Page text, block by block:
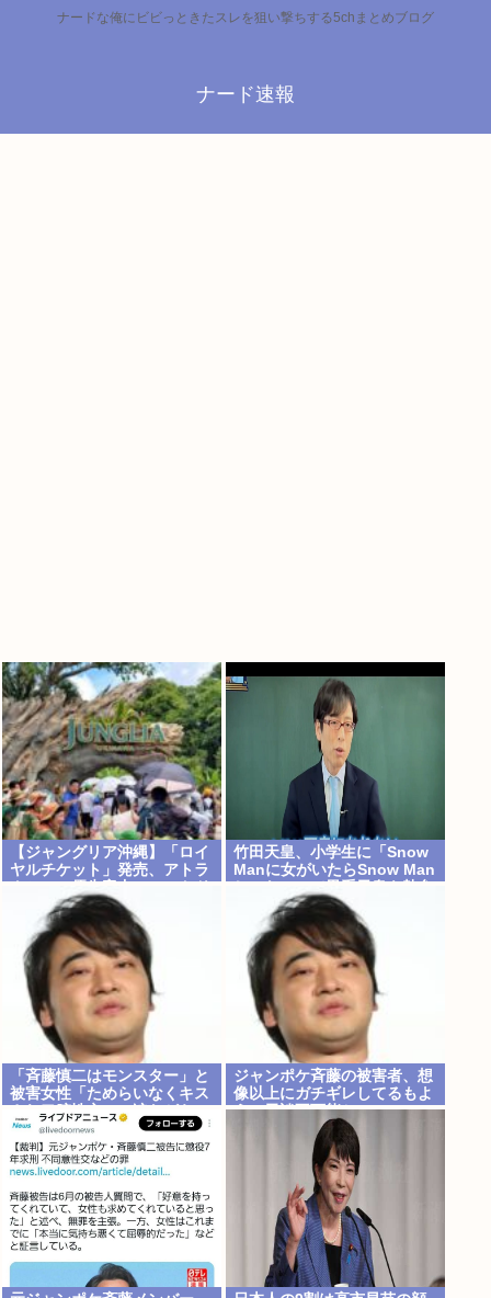
ナードな俺にビビっときたスレを狙い撃ちする5chまとめブログ
ナード速報
【ジャングリア沖縄】「ロイ
ヤルチケット」発売、アトラ
クション優先案内、ソフトド
リンク飲み放題、スパ利用、
駐車場無料…大人29700円
竹田天皇、小学生に「Snow
Manに女がいたらSnow Man
じゃない」で男系天皇を熱弁
「斉藤慎二はモンスター」と
被害女性「ためらいなくキス
され口腔性交…」涙ながらに
訴えた被害後の”深刻な
PTSD”
ジャンポケ斉藤の被害者、想
像以上にガチギレしてるもよ
う。示談不可能か。